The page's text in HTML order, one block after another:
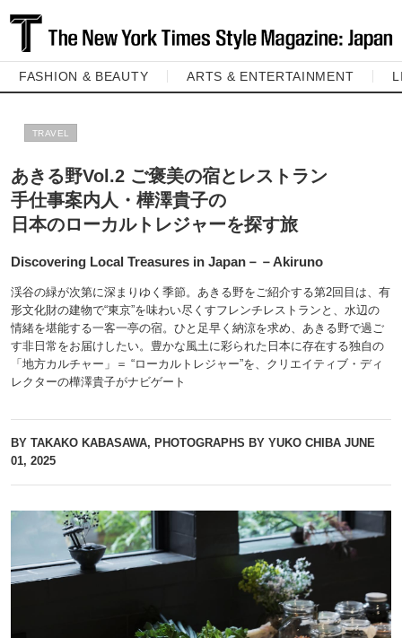
FASHION & BEAUTY ARTS & ENTERTAINMENT
TRAVEL
あきる野Vol.2 ご褒美の宿とレストラン
手仕事案内人・樺澤貴子の
日本のローカルトレジャーを探す旅
Discovering Local Treasures in Japan－－Akiruno
渓谷の緑が次第に深まりゆく季節。あきる野をご紹介する第2回目は、有
形文化財の建物で“東京”を味わい尽くすフレンチレストランと、水辺の
情緒を堪能する一客一亭の宿。ひと足早く納涼を求め、あきる野で過ご
す非日常をお届けしたい。豊かな風土に彩られた日本に存在する独自の
「地方カルチャー」＝ “ローカルトレジャー”を、クリエイティブ・ディ
レクターの樺澤貴子がナビゲート
BY TAKAKO KABASAWA, PHOTOGRAPHS BY YUKO CHIBA JUNE
01, 2025